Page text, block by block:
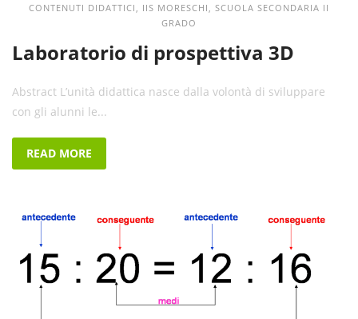
CONTENUTI DIDATTICI
IIS MORESCHI
SCUOLA SECONDARIA II
GRADO
Laboratorio di prospettiva 3D
Abstract L’unità didattica nasce dalla volontà di sviluppare
con gli alunni le...
READ MORE